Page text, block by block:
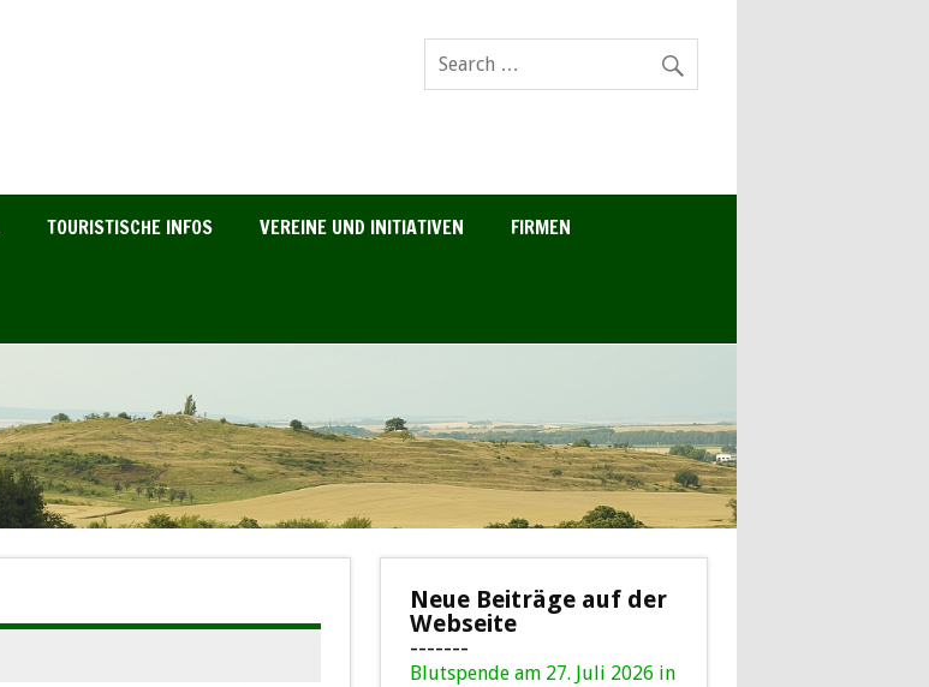
TOURISTISCHE INFOS VEREINE UND INITIATIVEN FIRMEN
Neue Beiträge auf der
Webseite
-------
Blutspende am 27. Juli 2026 in